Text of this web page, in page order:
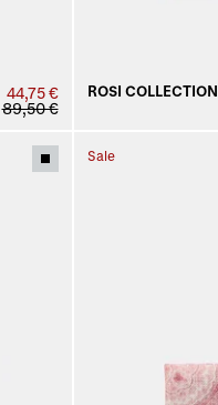
44,75 €
89,50 €
ROSI COLLECTION
Sale